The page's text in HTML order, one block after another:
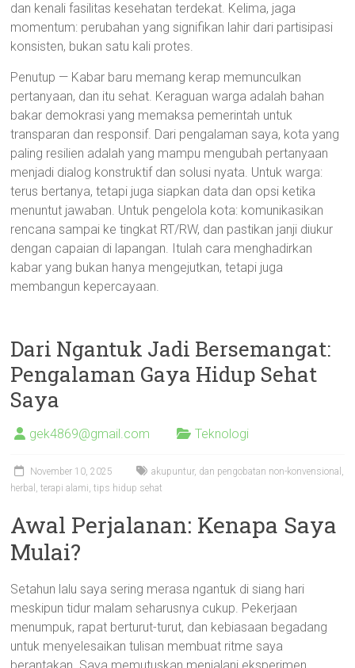
dan kenali fasilitas kesehatan terdekat. Kelima, jaga
momentum: perubahan yang signifikan lahir dari partisipasi
konsisten, bukan satu kali protes.
Penutup — Kabar baru memang kerap memunculkan
pertanyaan, dan itu sehat. Keraguan warga adalah bahan
bakar demokrasi yang memaksa pemerintah untuk
transparan dan responsif. Dari pengalaman saya, kota yang
paling resilien adalah yang mampu mengubah pertanyaan
menjadi dialog konstruktif dan solusi nyata. Untuk warga:
terus bertanya, tetapi juga siapkan data dan opsi ketika
menuntut jawaban. Untuk pengelola kota: komunikasikan
rencana sampai ke tingkat RT/RW, dan pastikan janji diukur
dengan capaian di lapangan. Itulah cara menghadirkan
kabar yang bukan hanya mengejutkan, tetapi juga
membangun kepercayaan.
Dari Ngantuk Jadi Bersemangat:
Pengalaman Gaya Hidup Sehat
Saya
gek4869@gmail.com Teknologi
November 10, 2025 akupuntur, dan pengobatan non-konvensional ,
herbal ,terapi alami,tips hidup sehat
Awal Perjalanan: Kenapa Saya
Mulai?
Setahun lalu saya sering merasa ngantuk di siang hari
meskipun tidur malam seharusnya cukup. Pekerjaan
menumpuk, rapat berturut-turut, dan kebiasaan begadang
untuk menyelesaikan tulisan membuat ritme saya